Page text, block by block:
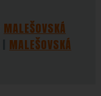
MALEŠOVSKÁ
MALEŠOVSKÁ